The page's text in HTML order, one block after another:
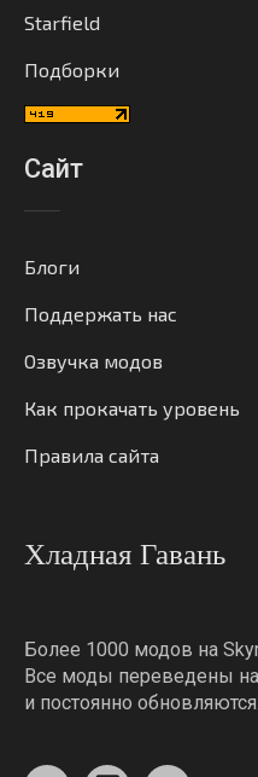
Starfield
Подборки
Сайт
Блоги
Поддержать нас
Озвучка модов
Как прокачать уровень
Правила сайта
Хладная Гавань
Более 1000 модов на
Все моды переведены
и постоянно обновляются.